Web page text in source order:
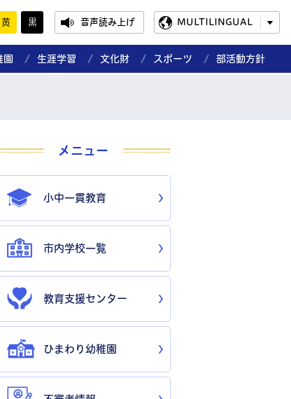
黄 黒 音声読み上げ MULTILINGUAL
園 生涯学習 文化財 スポーツ 部活動方針
メニュー
小中一貫教育
市内学校一覧
教育支援センター
ひまわり幼稚園